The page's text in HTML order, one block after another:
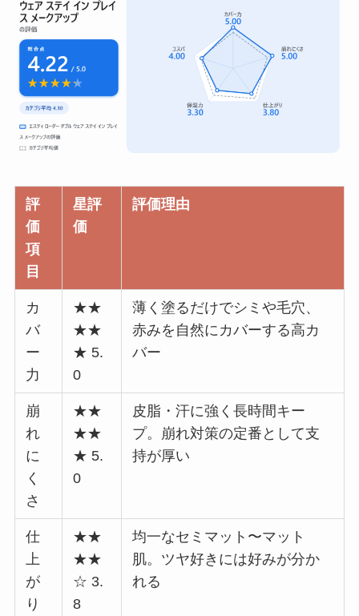
評
価
項
目
星評
価
評価理由
カ
バ
ー
力
★★
★★
★ 5.
0
薄く塗るだけでシミや毛穴、
赤みを自然にカバーする高カ
バー
崩
れ
に
く
さ
★★
★★
★ 5.
0
皮脂・汗に強く長時間キー
プ。崩れ対策の定番として支
持が厚い
仕
上
が
り
★★
★★
☆ 3.
8
均一なセミマット〜マット
肌。ツヤ好きには好みが分か
れる